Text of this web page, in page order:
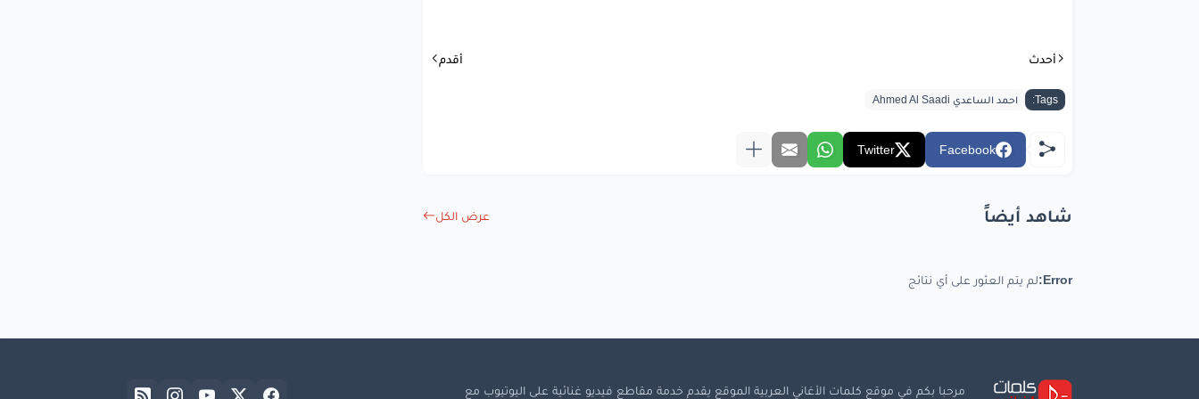
عله
شمسجنه..
أحدث أقدم
Tags: احمد الساعدي Ahmed Al Saadi
Facebook
Twitter
شاهد أيضاً عرض الكل
Error: لم يتم العثور على أي نتائج
مرحبا بكم في موقع كلمات الأغاني العربية الموقع يقدم خدمة مقاطع فيديو غنائية على اليوتيوب مع